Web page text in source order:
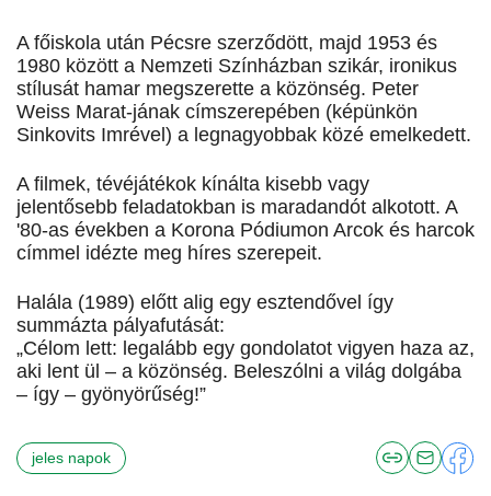
A főiskola után Pécsre szerződött, majd 1953 és
1980 között a Nemzeti Színházban szikár, ironikus
stílusát hamar megszerette a közönség. Peter
Weiss Marat-jának címszerepében (képünkön
Sinkovits Imrével) a legnagyobbak közé emelkedett.
A filmek, tévéjátékok kínálta kisebb vagy
jelentősebb feladatokban is maradandót alkotott. A
'80-as években a Korona Pódiumon Arcok és harcok
címmel idézte meg híres szerepeit.
Halála (1989) előtt alig egy esztendővel így
summázta pályafutását:
„Célom lett: legalább egy gondolatot vigyen haza az,
aki lent ül – a közönség. Beleszólni a világ dolgába
– így – gyönyörűség!”
jeles napok